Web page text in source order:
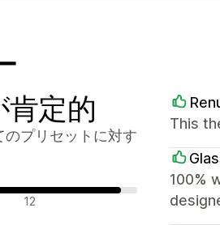
肯定的
のプリセットに対す
ー12
This
100%